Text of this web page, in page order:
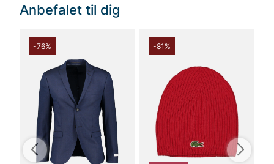
Anbefalet til dig
-76% -81%